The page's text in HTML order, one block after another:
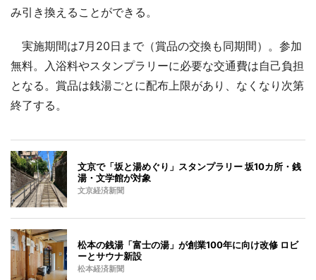
み引き換えることができる。
実施期間は7月20日まで（賞品の交換も同期間）。参加
無料。入浴料やスタンプラリーに必要な交通費は自己負担
となる。賞品は銭湯ごとに配布上限があり、なくなり次第
終了する。
文京で「坂と湯めぐり」スタンプラリー 坂10カ所・銭
湯・文学館が対象
文京経済新聞
松本の銭湯「富士の湯」が創業100年に向け改修 ロビ
ーとサウナ新設
松本経済新聞